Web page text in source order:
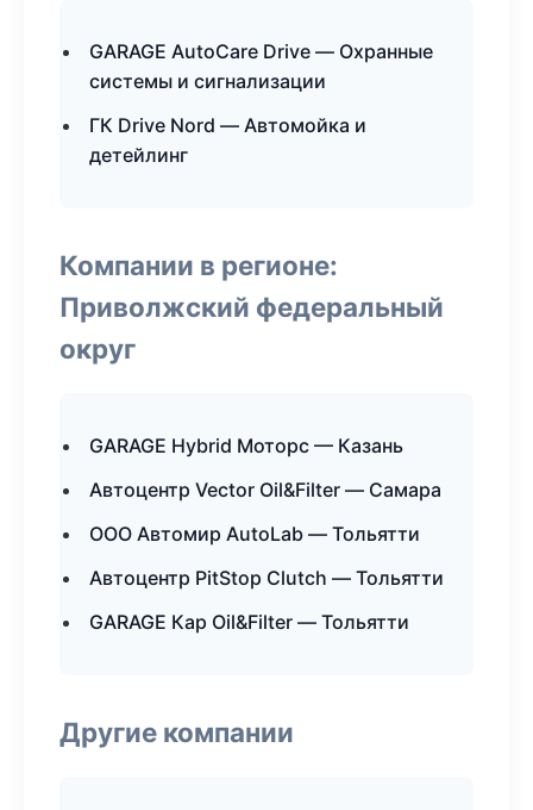
GARAGE AutoCare Drive — Охранные
системы и сигнализации
ГК Drive Nord — Автомойка и
детейлинг
Компании в регионе:
Приволжский федеральный
округ
GARAGE Hybrid Моторс — Казань
Автоцентр Vector Oil&Filter — Самара
ООО Автомир AutoLab — Тольятти
Автоцентр PitStop Clutch — Тольятти
GARAGE Кар Oil&Filter — Тольятти
Другие компании